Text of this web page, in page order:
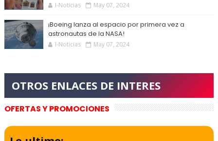
I-Noticias May 07, 2024
¡Boeing lanza al espacio por primera vez a
astronautas de la NASA!
I-Noticias May 07, 2024
OFERTAS Y PROMOCIONES